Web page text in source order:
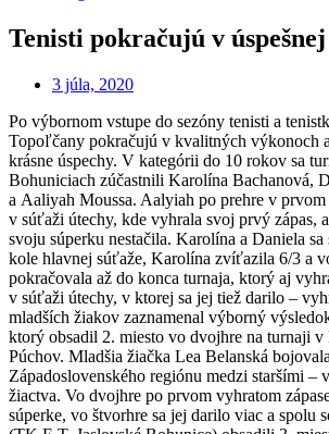
Tenisti pokračujú v úspešnej
3 júla, 2020
Po výbornom vstupe do sezóny tenisti a
Topoľčany pokračujú v kvalitných výkonoch
krásne úspechy. V kategórii do 10 rokov sa
Bohuniciach zúčastnili Karolína Bachanová,
a Aaliyah Moussa. Aalyiah po prehre v
v súťaži útechy, kde vyhrala svoj prvý zápas,
svoju súperku nestačila. Karolína a Daniela
kole hlavnej súťaže, Karolína zvíťazila 6/3 a
pokračovala až do konca turnaja, ktorý aj
v súťaži útechy, v ktorej sa jej tiež darilo –
mladších žiakov zaznamenal výborný
ktorý obsadil 2. miesto vo dvojhre na turnaji
Púchov. Mladšia žiačka Lea Belanská
Západoslovenského regiónu medzi staršími –
žiactva. Vo dvojhre po prvom vyhratom
súperke, vo štvorhre sa jej darilo viac a spolu